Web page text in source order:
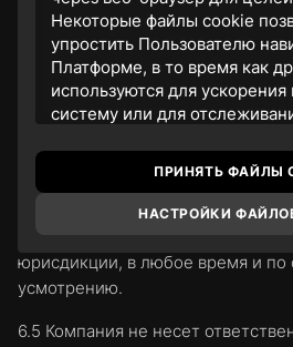
Пользователя с Платформой.
6.3 Компания оставляет за
вносить, изменять, дополнять
услуг Платформы.
6.4 Компания оставляет за собой
доступ к Платформе для любого
юридического лица, или в
юрисдикции, в любое время и по
усмотрению.
6.5 Компания не несет
Некоторые файлы cookie
упростить Пользователю
Платформе, в то время как
используются для
систему или для
широко используются
обеспечения работы сайтов
эффективности работы, а
2. Cайтwww.realgold20.com
собственные и сторонние
на компьютере
ПРИНЯТЬ ФАЙЛЫ
НАСТРОЙКИ ФАЙЛОВ